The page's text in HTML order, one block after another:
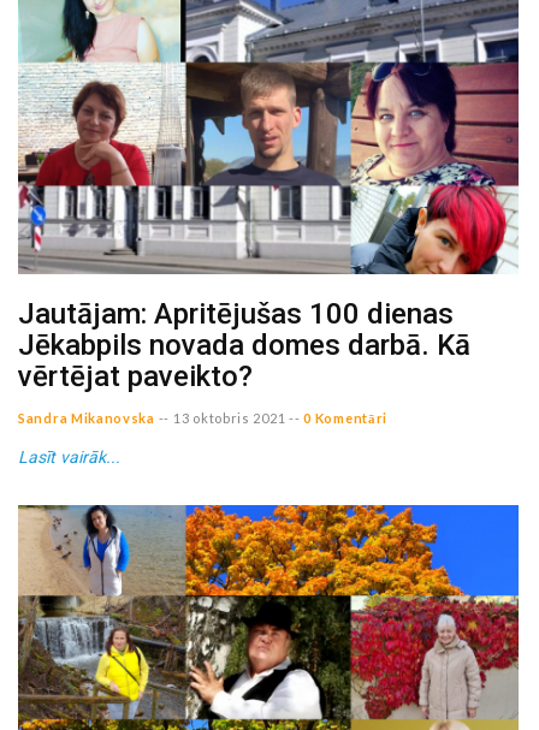
Jautājam: Apritējušas 100 dienas
Jēkabpils novada domes darbā. Kā
vērtējat paveikto?
Sandra Mikanovska -- 13 oktobris 2021 -- 0 Komentāri
Lasīt vairāk...